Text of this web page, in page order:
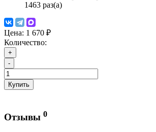
1463 раз(а)
Цена: 1 670 ₽
Количество:
+
-
Купить
Отзывы 0